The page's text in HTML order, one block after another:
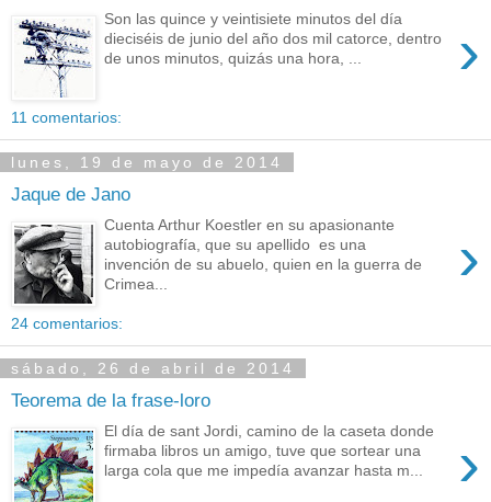
›
Son las quince y veintisiete minutos del día
dieciséis de junio del año dos mil catorce, dentro
de unos minutos, quizás una hora, ...
11 comentarios:
lunes, 19 de mayo de 2014
Jaque de Jano
›
Cuenta Arthur Koestler en su apasionante
autobiografía, que su apellido es una
invención de su abuelo, quien en la guerra de
Crimea...
24 comentarios:
sábado, 26 de abril de 2014
Teorema de la frase-loro
›
El día de sant Jordi, camino de la caseta donde
firmaba libros un amigo, tuve que sortear una
larga cola que me impedía avanzar hasta m...